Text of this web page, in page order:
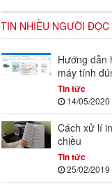
TIN NHIỀU NGƯỜI ĐỌC
Hướng dẫn
máy tính
Tin tức
14/05/2020
Cách xử lí
chiều
Tin tức
25/02/2019